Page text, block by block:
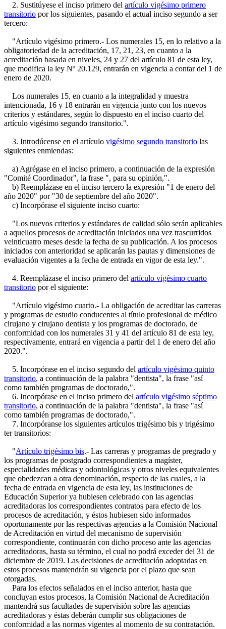
2. Sustitúyese el inciso primero del artículo vigésimo primero
transitorio por los siguientes, pasando el actual inciso segundo a ser
tercero:
"Artículo vigésimo primero.- Los numerales 15, en lo relativo a la
obligatoriedad de la acreditación, 17, 21, 23, en cuanto a la
acreditación basada en niveles, 24 y 27 del artículo 81 de esta ley,
que modifica la ley Nº 20.129, entrarán en vigencia a contar del 1 de
enero de 2020.
Los numerales 15, en cuanto a la integralidad y muestra
intencionada, 16 y 18 entrarán en vigencia junto con los nuevos
criterios y estándares, según lo dispuesto en el inciso cuarto del
artículo vigésimo segundo transitorio.".
3. Introdúcense en el artículo vigésimo segundo transitorio las
siguientes enmiendas:
a) Agrégase en el inciso primero, a continuación de la expresión
"Comité Coordinador", la frase ", para su opinión,".
b) Reemplázase en el inciso tercero la expresión "1 de enero del
año 2020" por "30 de septiembre del año 2020".
c) Incorpórase el siguiente inciso cuarto:
"Los nuevos criterios y estándares de calidad sólo serán aplicables
a aquellos procesos de acreditación iniciados una vez trascurridos
veinticuatro meses desde la fecha de su publicación. A los procesos
iniciados con anterioridad se aplicarán las pautas y dimensiones de
evaluación vigentes a la fecha de entrada en vigor de esta ley.".
4. Reemplázase el inciso primero del artículo vigésimo cuarto
transitorio por el siguiente:
"Artículo vigésimo cuarto.- La obligación de acreditar las carreras
y programas de estudio conducentes al título profesional de médico
cirujano y cirujano dentista y los programas de doctorado, de
conformidad con los numerales 31 y 41 del artículo 81 de esta ley,
respectivamente, entrará en vigencia a partir del 1 de enero del año
2020.".
5. Incorpórase en el inciso segundo del artículo vigésimo quinto
transitorio, a continuación de la palabra "dentista", la frase "así
como también programas de doctorado,".
6. Incorpórase en el inciso primero del artículo vigésimo séptimo
transitorio, a continuación de la palabra "dentista", la frase "así
como también programas de doctorado,".
7. Incorpóranse los siguientes artículos trigésimo bis y trigésimo
ter transitorios:
"Artículo trigésimo bis.- Las carreras y programas de pregrado y
los programas de postgrado correspondientes a magíster,
especialidades médicas y odontológicas y otros niveles equivalentes
que obedezcan a otra denominación, respecto de las cuales, a la
fecha de entrada en vigencia de esta ley, las instituciones de
Educación Superior ya hubiesen celebrado con las agencias
acreditadoras los correspondientes contratos para efecto de los
procesos de acreditación, y éstos hubiesen sido informados
oportunamente por las respectivas agencias a la Comisión Nacional
de Acreditación en virtud del mecanismo de supervisión
correspondiente, continuarán con dicho proceso ante las agencias
acreditadoras, hasta su término, el cual no podrá exceder del 31 de
diciembre de 2019. Las decisiones de acreditación adoptadas en
estos procesos mantendrán su vigencia por el plazo que sean
otorgadas.
Para los efectos señalados en el inciso anterior, hasta que
concluyan estos procesos, la Comisión Nacional de Acreditación
mantendrá sus facultades de supervisión sobre las agencias
acreditadoras y éstas deberán cumplir sus obligaciones de
conformidad a las normas vigentes al momento de su contratación.